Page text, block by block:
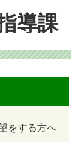
導課
をする方へ